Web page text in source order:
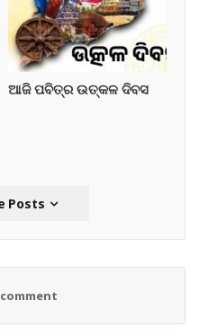
ଆଜି ପବିତ୍ର ଉତ୍କଳ ଦିବସ
Posts